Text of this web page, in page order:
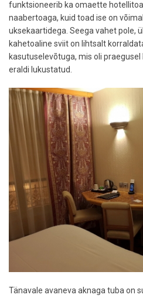
funktsioneerib ka omaette
naabertoaga, kuid toad ise on
uksekaartidega. Seega vahet pole,
kahetoaline sviit on lihtsalt
kasutuselevõtuga, mis oli
eraldi lukustatud.
Tänavale avaneva aknaga tuba on